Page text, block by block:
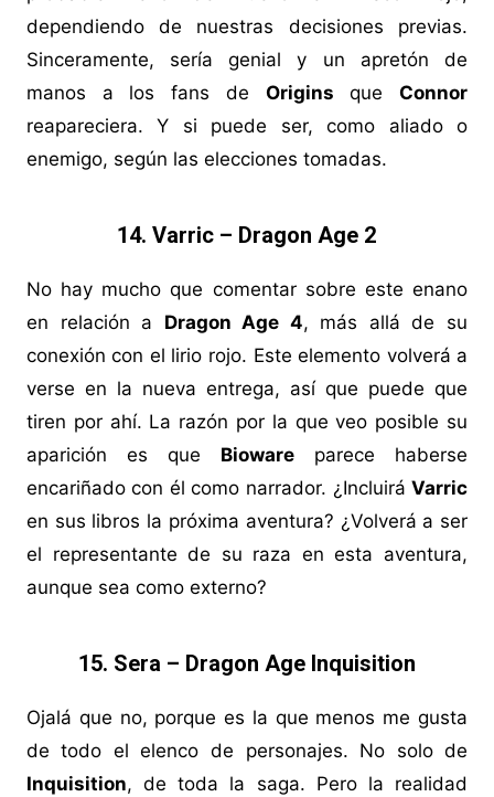
dependiendo de nuestras decisiones previas.
Sinceramente, sería genial y un apretón de
manos a los fans de Origins queConnor
reapareciera. Y si puede ser, como aliado o
enemigo, según las elecciones tomadas.
14. Varric – Dragon Age 2
No hay mucho que comentar sobre este enano
en relación a Dragon Age 4, más allá de su
conexión con el lirio rojo. Este elemento volverá a
verse en la nueva entrega, así que puede que
tiren por ahí. La razón por la que veo posible su
aparición es que Bioware parece haberse
encariñado con él como narrador. ¿IncluiráVarric
en sus libros la próxima aventura? ¿Volverá a ser
el representante de su raza en esta aventura,
aunque sea como externo?
15. Sera – Dragon Age Inquisition
Ojalá que no, porque es la que menos me gusta
de todo el elenco de personajes. No solo de
Inquisition, de toda la saga. Pero la realidad